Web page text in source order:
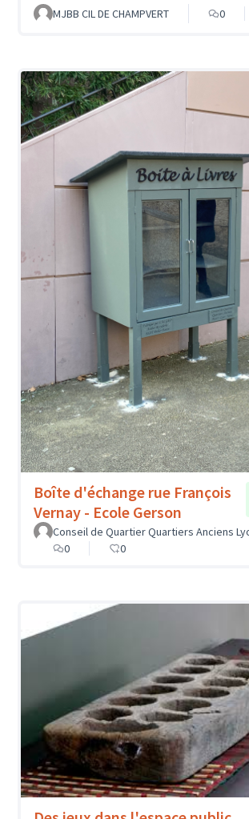
MJBB CIL DE CHAMPVERT 0
Boîte d'échange rue François
Vernay - Ecole Gerson
Conseil de Quartier Quartiers Anciens
0
0